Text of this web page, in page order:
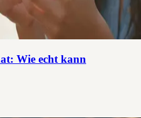
Wie echt kann